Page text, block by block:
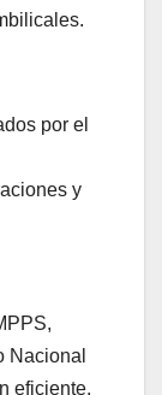
por el
y
Nacional
eficiente,